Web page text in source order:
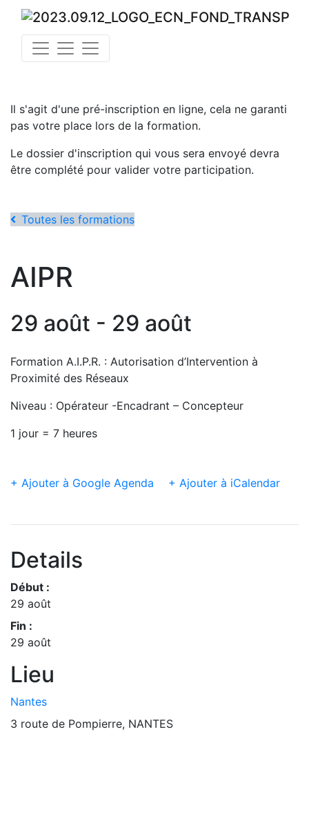
Il s'agit d'une pré-inscription en ligne, cela ne garanti
pas votre place lors de la formation.
Le dossier d'inscription qui vous sera envoyé devra
être complété pour valider votre participation.
Toutes les formations
AIPR
29 août - 29 août
Formation A.I.P.R. : Autorisation d’Intervention à
Proximité des Réseaux
Niveau : Opérateur -Encadrant – Concepteur
1 jour = 7 heures
+ Ajouter à Google Agenda + Ajouter à iCalendar
Details
Début :
29 août
Fin :
29 août
Lieu
Nantes
3 route de Pompierre, NANTES